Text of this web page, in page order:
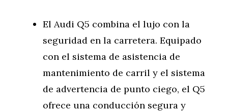
El Audi Q5 combina el lujo con la
seguridad en la carretera. Equipado
con el sistema de asistencia de
mantenimiento de carril y el sistema
de advertencia de punto ciego, el Q5
ofrece una conducción segura y